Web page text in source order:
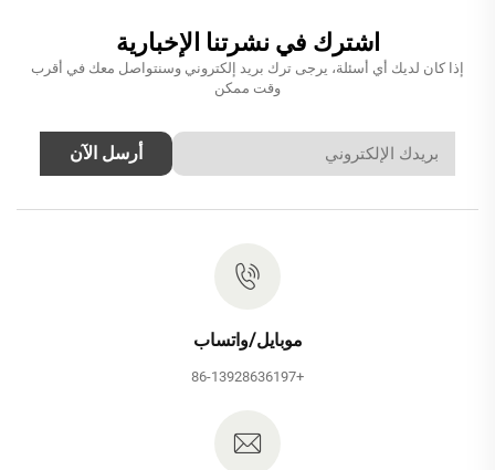
اشترك في نشرتنا الإخبارية
إذا كان لديك أي أسئلة، يرجى ترك بريد إلكتروني وسنتواصل معك في أقرب
وقت ممكن
أرسل الآن
موبايل/واتساب
+86-13928636197